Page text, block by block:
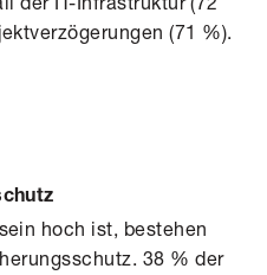
(71 %).
hoch ist, bestehen
38 % der